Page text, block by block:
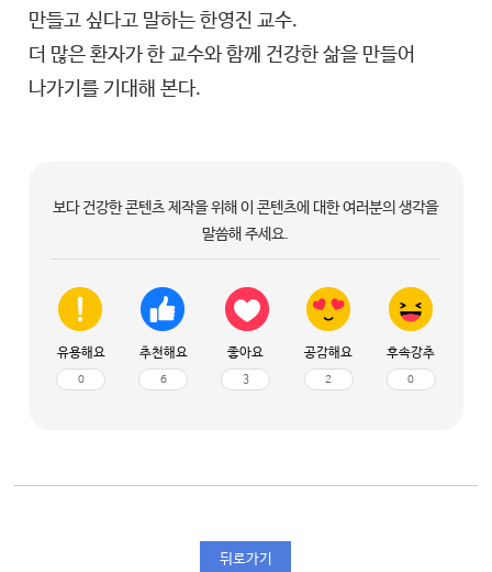
만들고 싶다고 말하는 한영진 교수.
더 많은 환자가 한 교수와 함께 건강한 삶을 만들어
나가기를 기대해 본다.
보다 건강한 콘텐츠 제작을 위해 이 콘텐츠에 대한 여러분의 생각을
말씀해 주세요.
유용해요
0
추천해요
6
좋아요
3
공감해요
2
후속강추
0
뒤로가기